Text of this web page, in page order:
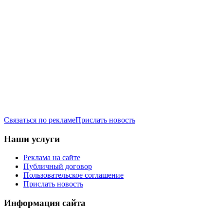
Связаться по рекламеПрислать новость
Наши услуги
Реклама на сайте
Публичный договор
Пользовательское соглашение
Прислать новость
Информация сайта